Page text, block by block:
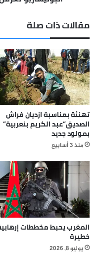
مقالات ذات صلة
تهنئة بمناسبة ازديان فراش
الصديق”عبد الكريم بنعربية”
بمولود جديد
منذ 3 أسابيع
المغرب يحبط مخططات
خطيرة
يوليو 8, 2026